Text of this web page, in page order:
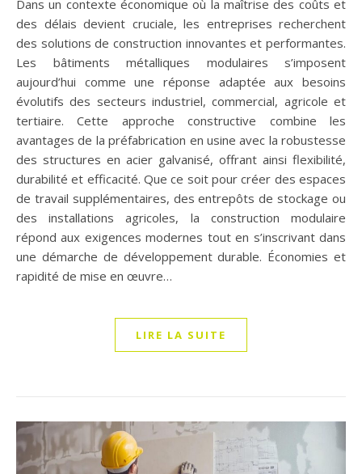
Dans un contexte économique où la maîtrise des coûts et
des délais devient cruciale, les entreprises recherchent
des solutions de construction innovantes et performantes.
Les bâtiments métalliques modulaires s’imposent
aujourd’hui comme une réponse adaptée aux besoins
évolutifs des secteurs industriel, commercial, agricole et
tertiaire. Cette approche constructive combine les
avantages de la préfabrication en usine avec la robustesse
des structures en acier galvanisé, offrant ainsi flexibilité,
durabilité et efficacité. Que ce soit pour créer des espaces
de travail supplémentaires, des entrepôts de stockage ou
des installations agricoles, la construction modulaire
répond aux exigences modernes tout en s’inscrivant dans
une démarche de développement durable. Économies et
rapidité de mise en œuvre…
LIRE LA SUITE